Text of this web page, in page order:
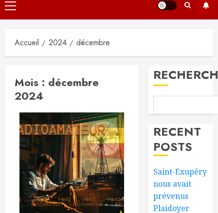
Menu
principal
Accueil 2024 décembre
Mois : décembre
2024
RECENT
POSTS
Saint-Exupéry
nous avait
prévenus
Plaidoyer